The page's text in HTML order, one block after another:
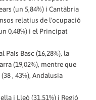
(un 5,84%) i Cantàbria
relatius de l'ocupació
0,48%) i el Principat
País Basc (16,28%), la
(19,02%), mentre que
, 43%), Andalusia
i Lleó (31,51%) i Regió